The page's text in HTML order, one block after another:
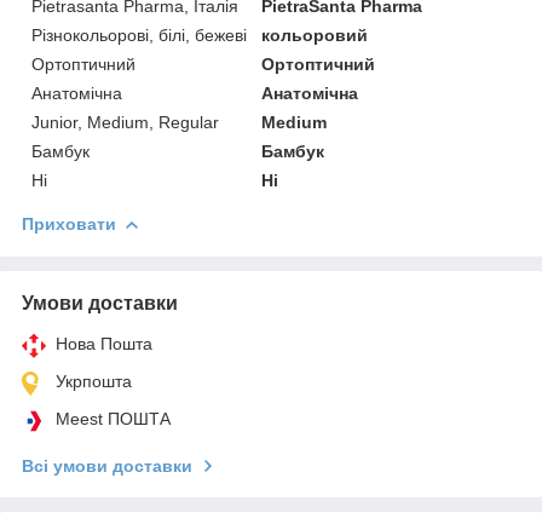
Pietrasanta Pharma, Італія
PietraSanta Pharma
Різнокольорові, білі, бежеві
кольоровий
Ортоптичний
Ортоптичний
Анатомічна
Анатомічна
Junior, Medium, Regular
Medium
Бамбук
Бамбук
Ні
Ні
Приховати
Умови доставки
Нова Пошта
Укрпошта
Meest ПОШТА
Всі умови доставки